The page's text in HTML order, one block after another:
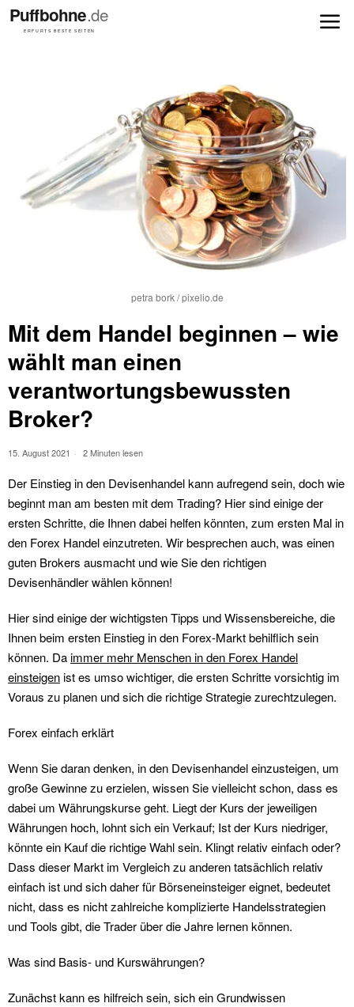
petra bork / pixelio.de
Mit dem Handel beginnen – wie
wählt man einen
verantwortungsbewussten
Broker?
15. August 2021 2 Minuten lesen
Der Einstieg in den Devisenhandel kann aufregend sein, doch wie
beginnt man am besten mit dem Trading? Hier sind einige der
ersten Schritte, die Ihnen dabei helfen könnten, zum ersten Mal in
den Forex Handel einzutreten. Wir besprechen auch, was einen
guten Brokers ausmacht und wie Sie den richtigen
Devisenhändler wählen können!
Hier sind einige der wichtigsten Tipps und Wissensbereiche, die
Ihnen beim ersten Einstieg in den Forex-Markt behilflich sein
können. Daimmer mehr Menschen in den Forex Handel
einsteigenist es umso wichtiger, die ersten Schritte vorsichtig im
Voraus zu planen und sich die richtige Strategie zurechtzulegen.
Forex einfach erklärt
Wenn Sie daran denken, in den Devisenhandel einzusteigen, um
große Gewinne zu erzielen, wissen Sie vielleicht schon, dass es
dabei um Währungskurse geht. Liegt der Kurs der jeweiligen
Währungen hoch, lohnt sich ein Verkauf; Ist der Kurs niedriger,
könnte ein Kauf die richtige Wahl sein. Klingt relativ einfach oder?
Dass dieser Markt im Vergleich zu anderen tatsächlich relativ
einfach ist und sich daher für Börseneinsteiger eignet, bedeutet
nicht, dass es nicht zahlreiche komplizierte Handelsstrategien
und Tools gibt, die Trader über die Jahre lernen können.
Was sind Basis- und Kurswährungen?
Zunächst kann es hilfreich sein, sich ein Grundwissen